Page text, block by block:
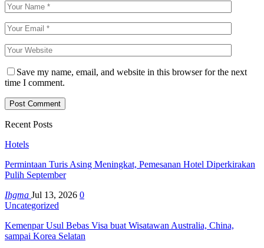
Save my name, email, and website in this browser for the next
time I comment.
Recent Posts
Hotels
Permintaan Turis Asing Meningkat, Pemesanan Hotel Diperkirakan
Pulih September
Ihgma Jul 13, 2026 0
Uncategorized
Kemenpar Usul Bebas Visa buat Wisatawan Australia, China,
sampai Korea Selatan